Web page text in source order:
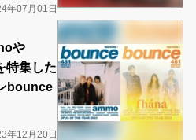
年07月01日
や
特集した
bounce
年12月20日